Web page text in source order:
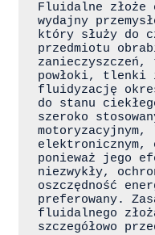
Fluidalne złoże
wydajny
który służy do
przedmiotu
powłoki, tlenki
fluidyzację
do stanu
szeroko
motoryzacyjnym,
elektronicznym,
ponieważ jego
niezwykły,
oszczędność
preferowany.
fluidalnego
szczegółowo